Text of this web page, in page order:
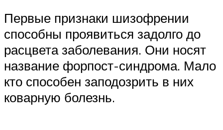
Первые признаки шизофрении
способны проявиться задолго до
расцвета заболевания. Они носят
название форпост-синдрома. Мало
кто способен заподозрить в них
коварную болезнь.